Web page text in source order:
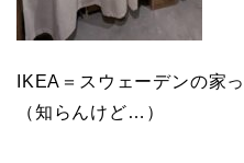
IKEA＝スウェーデンの家
（知らんけど…）